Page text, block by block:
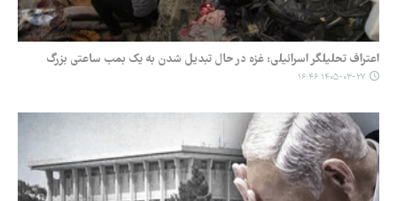
اعتراف تحلیلگر اسرائیلی: غزه در حال تبدیل شدن به یک بمب ساعتی بزرگ
۱۴۰۵-۰۳-۲۷ ۱۶:۴۶